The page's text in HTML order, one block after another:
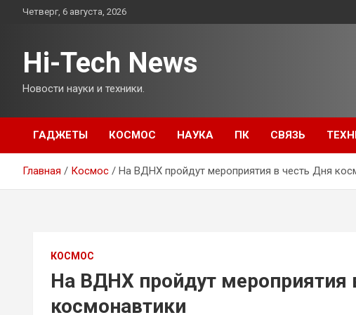
ПерейтиЧетверг, 6 августа, 2026
Hi-Tech News
Новости науки и техники.
ГАДЖЕТЫ КОСМОС НАУКА ПК СВЯЗЬ
Главная Космос На ВДНХ пройдут мероприятия в честь Дня
КОСМОС
На ВДНХ пройдут мероприятия
космонавтики